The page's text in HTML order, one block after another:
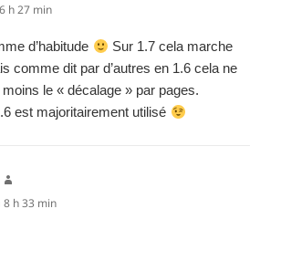
h 27 min
d’habitude
Sur 1.7 cela marche
comme dit par d’autres en 1.6 cela ne
le « décalage » par pages.
est majoritairement utilisé
h 33 min